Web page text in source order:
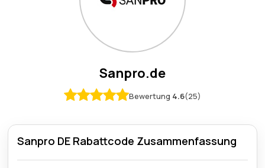
Sanpro.de
Bewertung 4.6(25)
Sanpro DE Rabattcode Zusammenfassung